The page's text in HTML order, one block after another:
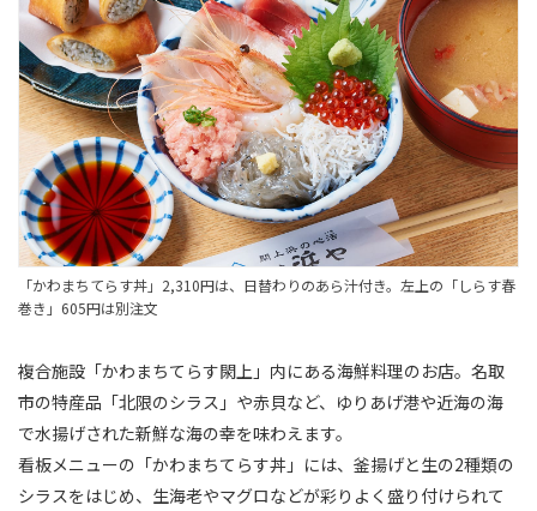
「かわまちてらす丼」2,310円は、日替わりのあら汁付き。左上の「しらす春
巻き」605円は別注文
複合施設「かわまちてらす閖上」内にある海鮮料理のお店。名取
市の特産品「北限のシラス」や赤貝など、ゆりあげ港や近海の海
で水揚げされた新鮮な海の幸を味わえます。
看板メニューの「かわまちてらす丼」には、釜揚げと生の2種類の
シラスをはじめ、生海老やマグロなどが彩りよく盛り付けられて